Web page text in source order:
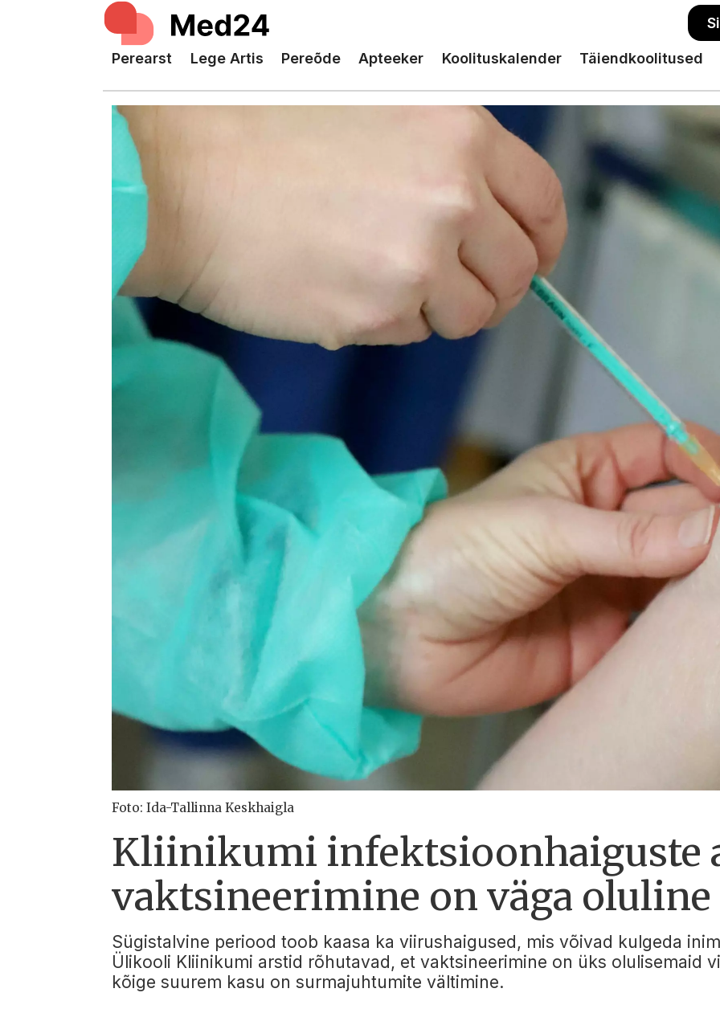
Perearst Lege Artis Pereõde Apteeker Koolituskalender Täiendkoolitused
Foto: Ida-Tallinna Keskhaigla
Kliinikumi infektsioonhaiguste
vaktsineerimine on väga oluline
Sügistalvine periood toob kaasa ka viirushaigused, mis võivad kulgeda
Ülikooli Kliinikumi arstid rõhutavad, et vaktsineerimine on üks olulisemaid
kõige suurem kasu on surmajuhtumite vältimine.